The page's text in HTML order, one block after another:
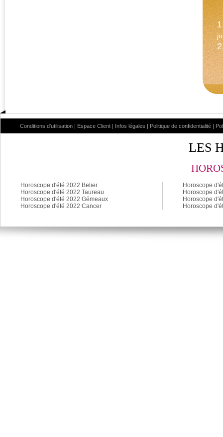
Conditions d'utilisation | Espace Client | Infos légales | Politique de confidentialité |
LES
Horoscope d'été 2022 Belier
Horoscope d'été 2022 Taureau
Horoscope d'été 2022 Gémeaux
Horoscope d'été 2022 Cancer
Horoscope
Horoscope
Horoscope
Horoscope